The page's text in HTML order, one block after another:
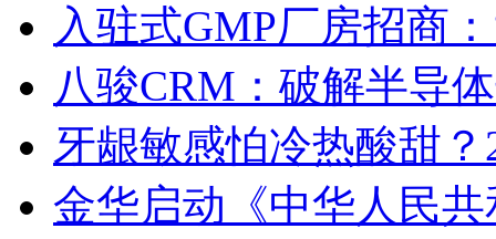
入驻式GMP厂房招商
八骏CRM：破解半导
牙龈敏感怕冷热酸甜
金华启动《中华人民